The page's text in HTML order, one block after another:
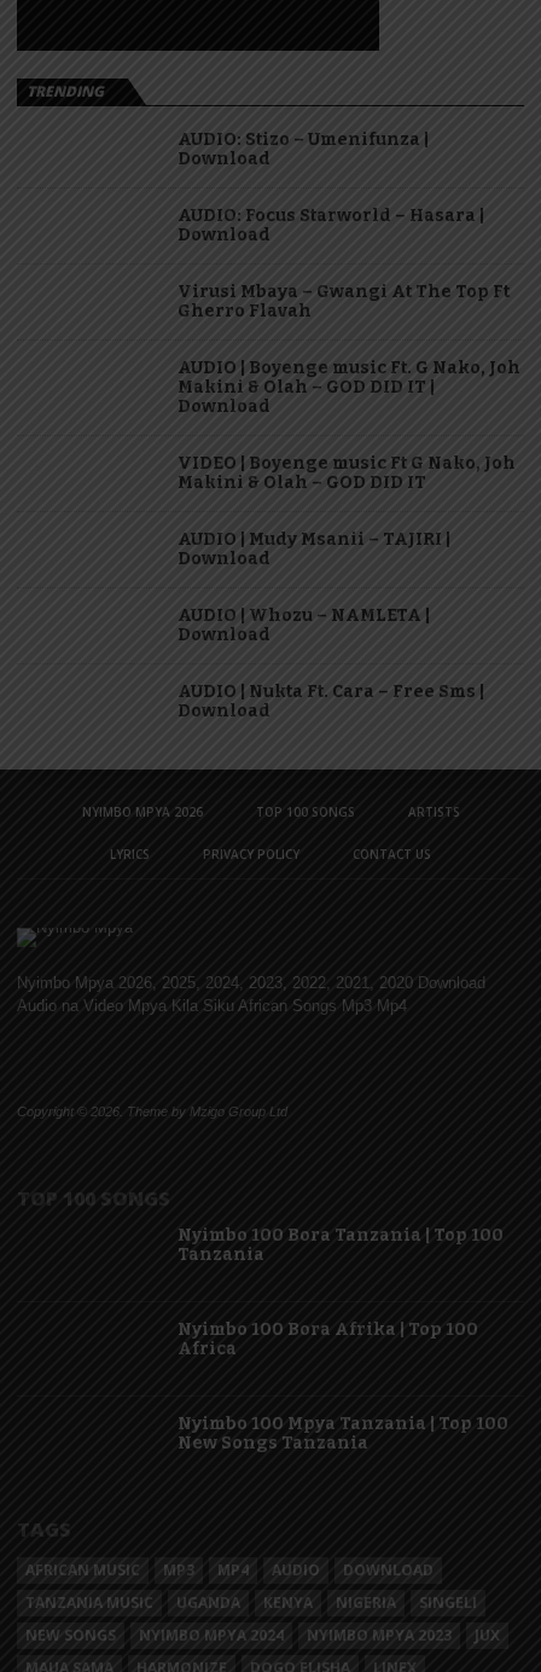
TRENDING
AUDIO: Stizo – Umenifunza |
Download
AUDIO: Focus Starworld – Hasara |
Download
Virusi Mbaya – Gwangi At The Top Ft
Gherro Flavah
AUDIO | Boyenge music Ft. G Nako, Joh
Makini & Olah – GOD DID IT |
Download
VIDEO | Boyenge music Ft G Nako, Joh
Makini & Olah – GOD DID IT
AUDIO | Mudy Msanii – TAJIRI |
Download
AUDIO | Whozu – NAMLETA |
Download
AUDIO | Nukta Ft. Cara – Free Sms |
Download
NYIMBO MPYA 2026 TOP 100 SONGS ARTISTS
LYRICS PRIVACY POLICY CONTACT US
Nyimbo Mpya 2026, 2025, 2024, 2023, 2022, 2021, 2020 Download
Audio na Video Mpya Kila Siku African Songs Mp3 Mp4
Copyright © 2026. Theme by Mzigo Group Ltd
TOP 100 SONGS
Nyimbo 100 Bora Tanzania | Top 100
Tanzania
Nyimbo 100 Bora Afrika | Top 100
Africa
Nyimbo 100 Mpya Tanzania | Top 100
New Songs Tanzania
TAGS
AFRICAN MUSIC MP3 MP4 AUDIO
DOWNLOAD
TANZANIA MUSIC
UGANDA KENYA NIGERIA
SINGELI
NEW SONGS
NYIMBO MPYA 2024 NYIMBO MPYA 2023
JUX
MAUA SAMA
HARMONIZE DOGO ELISHA LINEX